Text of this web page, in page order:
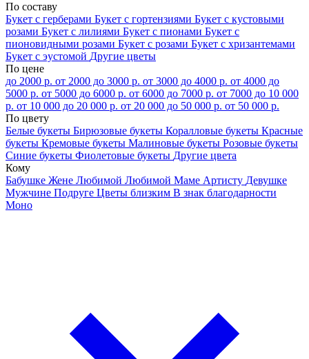
По составу
Букет с герберами Букет с гортензиями Букет с кустовыми
розами Букет с лилиями Букет с пионами Букет с
пионовидными розами Букет с розами Букет с хризантемами
Букет с эустомой Другие цветы
По цене
до 2000 р. от 2000 до 3000 р. от 3000 до 4000 р. от 4000 до
5000 р. от 5000 до 6000 р. от 6000 до 7000 р. от 7000 до 10 000
р. от 10 000 до 20 000 р. от 20 000 до 50 000 р. от 50 000 р.
По цвету
Белые букеты Бирюзовые букеты Коралловые букеты Красные
букеты Кремовые букеты Малиновые букеты Розовые букеты
Синие букеты Фиолетовые букеты Другие цвета
Кому
Бабушке Жене Любимой Любимой Маме Артисту Девушке
Мужчине Подруге Цветы близким В знак благодарности
Моно